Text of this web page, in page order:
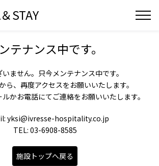
STAY
テナンス中です。
ません。只今メンテナンス中です。
ら、再度アクセスをお願いいたします。
かお電話にてご連絡をお願いいたします。
yksi@ivresse-hospitality.co.jp
TEL: 03-6908-8585
施設トップへ戻る